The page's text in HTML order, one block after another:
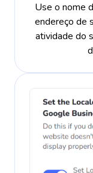
Use o nome
endereço de
atividade do